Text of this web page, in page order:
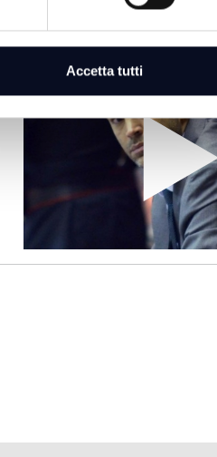
Accetta tutti